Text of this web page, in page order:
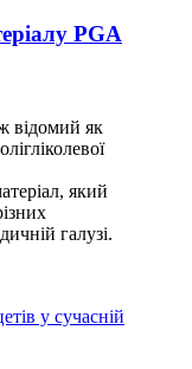
PGA
відомий як
який
галузі.